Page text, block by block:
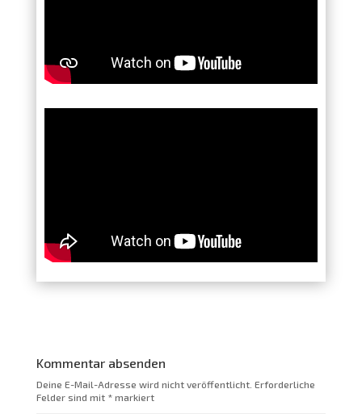
Kommentar absenden
Deine E-Mail-Adresse wird nicht veröffentlicht. Erforderliche
Felder sind mit *markiert